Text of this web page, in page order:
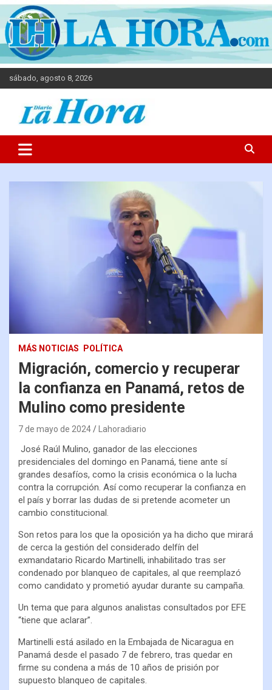
sábado, agosto 8, 2026
Diario La Hora
MÁS NOTICIAS POLÍTICA
Migración, comercio y recuperar
la confianza en Panamá, retos de
Mulino como presidente
7 de mayo de 2024 Lahoradiario
José Raúl Mulino, ganador de las elecciones
presidenciales del domingo en Panamá, tiene ante sí
grandes desafíos, como la crisis económica o la lucha
contra la corrupción. Así como recuperar la confianza en
el país y borrar las dudas de si pretende acometer un
cambio constitucional.
Son retos para los que la oposición ya ha dicho que mirará
de cerca la gestión del considerado delfín del
exmandatario Ricardo Martinelli, inhabilitado tras ser
condenado por blanqueo de capitales, al que reemplazó
como candidato y prometió ayudar durante su campaña.
Un tema que para algunos analistas consultados por EFE
“tiene que aclarar”.
Martinelli está asilado en la Embajada de Nicaragua en
Panamá desde el pasado 7 de febrero, tras quedar en
firme su condena a más de 10 años de prisión por
supuesto blanqueo de capitales.